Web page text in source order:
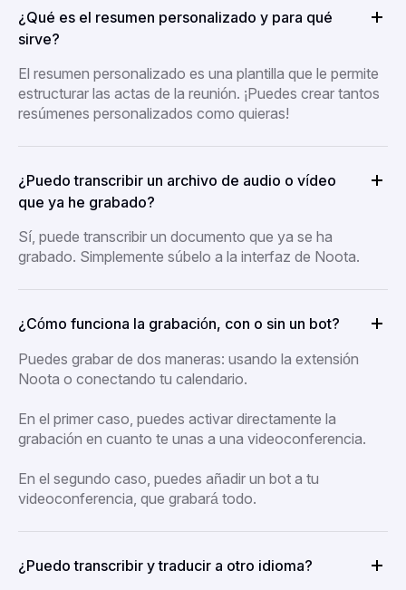
¿Qué es el resumen personalizado y para qué
sirve?
El resumen personalizado es una plantilla que le permite
estructurar las actas de la reunión. ¡Puedes crear tantos
resúmenes personalizados como quieras!
¿Puedo transcribir un archivo de audio o vídeo
que ya he grabado?
Sí, puede transcribir un documento que ya se ha
grabado. Simplemente súbelo a la interfaz de Noota.
¿Cómo funciona la grabación, con o sin un bot?
Puedes grabar de dos maneras: usando la extensión
Noota o conectando tu calendario.
En el primer caso, puedes activar directamente la
grabación en cuanto te unas a una videoconferencia.
En el segundo caso, puedes añadir un bot a tu
videoconferencia, que grabará todo.
¿Puedo transcribir y traducir a otro idioma?